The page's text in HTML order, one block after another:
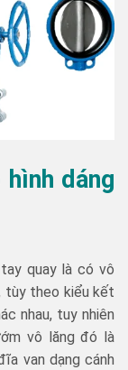
dáng
quay là có vô
tùy theo kiểu kết
nhau, tuy nhiên
vô lăng đó là
van dạng cánh